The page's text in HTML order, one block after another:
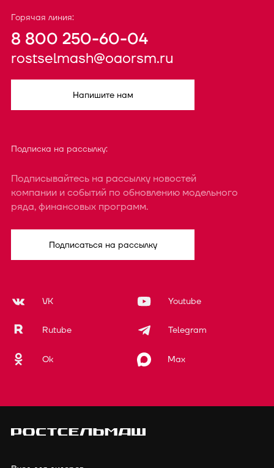
Горячая линия:
8 800 250-60-04
rostselmash@oaorsm.ru
Напишите нам
Подписка на рассылку:
Подписывайтесь на рассылку новостей
компании и событий по обновлению модельного
ряда, финансовых программ.
Подписаться на рассылку
VK Youtube
Rutube Telegram
Ok Max